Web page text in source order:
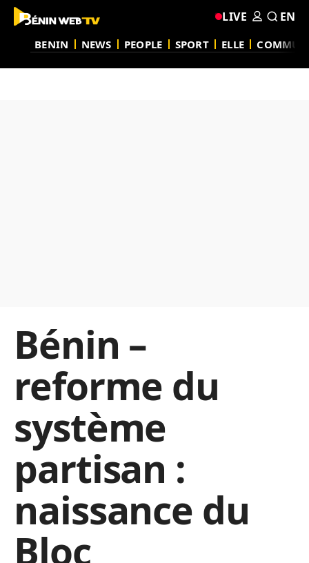
BENIN NEWS PEOPLE SPORT ELLE
LIVE EN
Bénin –
reforme du
système
partisan :
naissance du
Bloc